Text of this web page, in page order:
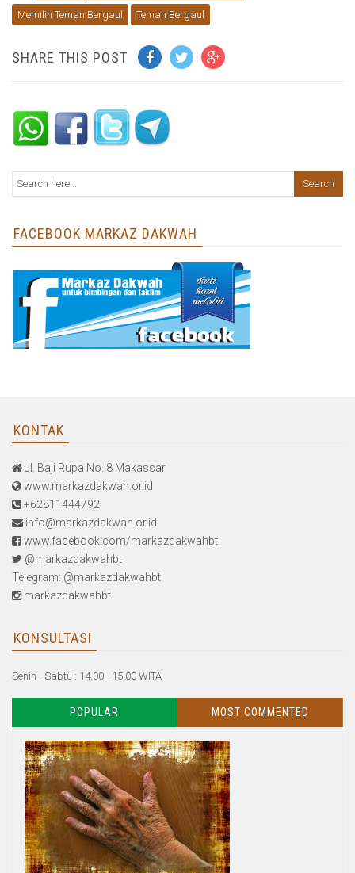
Memilih Teman Bergaul Teman Bergaul
SHARE THIS POST
FACEBOOK MARKAZ DAKWAH
KONTAK
Jl. Baji Rupa No. 8 Makassar
www.markazdakwah.or.id
+62811444792
info@markazdakwah.or.id
www.facebook.com/markazdakwahbt
@markazdakwahbt
Telegram: @markazdakwahbt
markazdakwahbt
KONSULTASI
Senin - Sabtu : 14.00 - 15.00 WITA
POPULAR MOST COMMENTED